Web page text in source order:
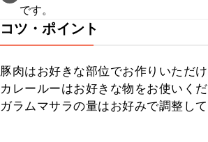
です。
コツ・ポイント
豚肉はお好きな部位でお作りいただけ
カレールーはお好きな物をお使いくだ
ガラムマサラの量はお好みで調整して